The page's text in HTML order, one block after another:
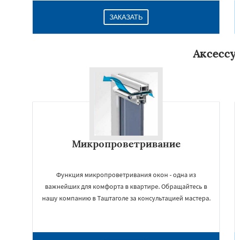
ЗАКАЗАТЬ
Микропроветривание
Функция микропроветривания окон - одна из
важнейших для комфорта в квартире. Обращайтесь в
нашу компанию в Таштаголе за консультацией мастера.